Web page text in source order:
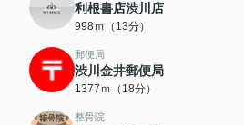
利根書店渋川店
998ｍ（13分）
郵便局
渋川金井郵便局
1377ｍ（18分）
整骨院